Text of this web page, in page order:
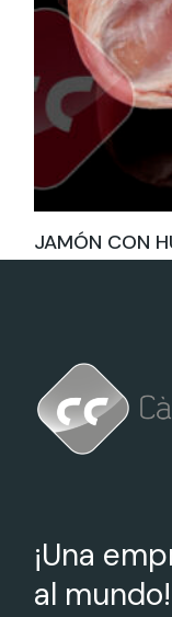
JAMÓN CON
¡Una
al mundo!